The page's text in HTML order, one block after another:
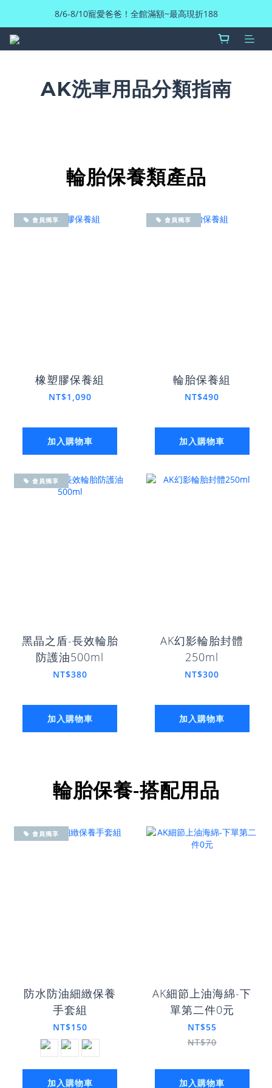
8/6-8/10寵愛爸爸！全館滿額~最高現折188
AK洗車用品分類指南
輪胎保養類產品
會員獨享
橡塑膠保養組
NT$1,090
加入購物車
會員獨享
輪胎保養組
NT$490
加入購物車
會員獨享
黑晶之盾-長效輪胎
防護油500ml
NT$380
加入購物車
AK幻影輪胎封體
250ml
NT$300
加入購物車
輪胎保養-搭配用品
會員獨享
防水防油細緻保養
手套組
NT$150
加入購物車
AK細節上油海綿-下
單第二件0元
NT$55
NT$70
加入購物車